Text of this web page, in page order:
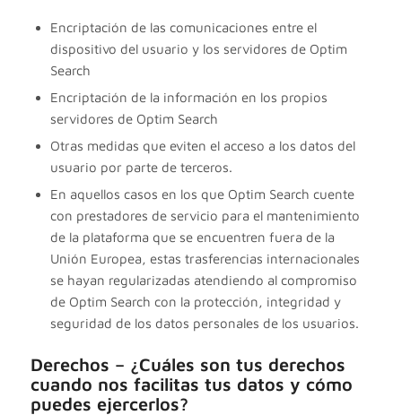
Encriptación de las comunicaciones entre el
dispositivo del usuario y los servidores de Optim
Search
Encriptación de la información en los propios
servidores de Optim Search
Otras medidas que eviten el acceso a los datos del
usuario por parte de terceros.
En aquellos casos en los que Optim Search cuente
con prestadores de servicio para el mantenimiento
de la plataforma que se encuentren fuera de la
Unión Europea, estas trasferencias internacionales
se hayan regularizadas atendiendo al compromiso
de Optim Search con la protección, integridad y
seguridad de los datos personales de los usuarios.
Derechos – ¿Cuáles son tus derechos
cuando nos facilitas tus datos y cómo
puedes ejercerlos?